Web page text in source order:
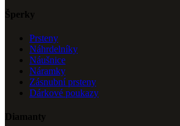
Šperky
Prsteny
Náhrdelníky
Náušnice
Náramky
Zásnubní prsteny
Dárkové poukazy
Diamanty